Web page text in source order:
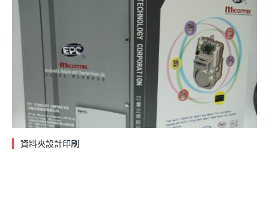
資料夾設計印刷